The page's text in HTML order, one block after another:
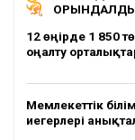
12 өңірде 1 850
оңалту
Мемлекеттік
иегерлері